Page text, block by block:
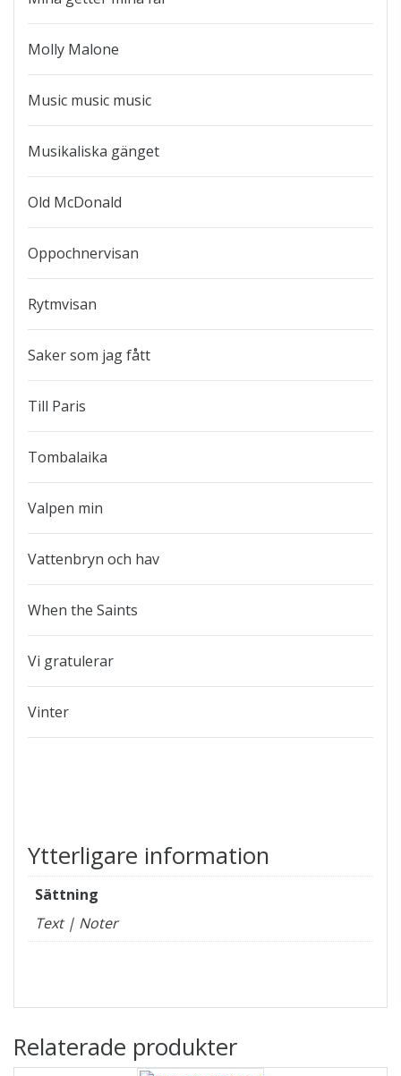
Molly Malone
Music music music
Musikaliska gänget
Old McDonald
Oppochnervisan
Rytmvisan
Saker som jag fått
Till Paris
Tombalaika
Valpen min
Vattenbryn och hav
When the Saints
Vi gratulerar
Vinter
Ytterligare information
Sättning
Text | Noter
Relaterade produkter